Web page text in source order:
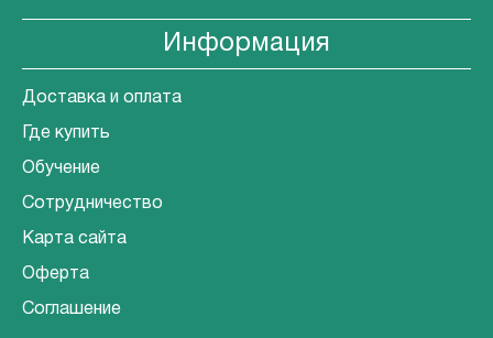
Информация
Доставка и оплата
Где купить
Обучение
Сотрудничество
Карта сайта
Оферта
Соглашение